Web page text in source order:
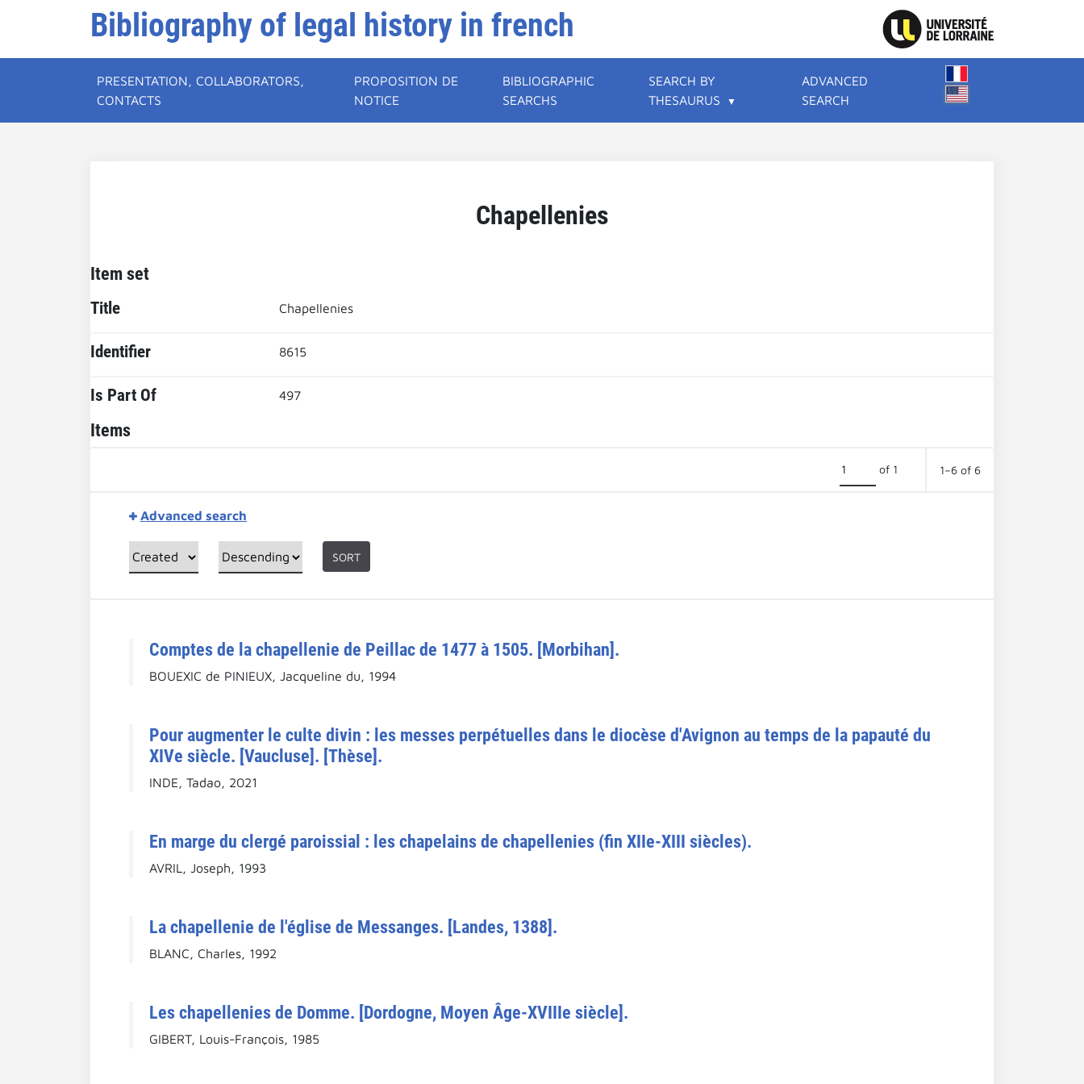
Bibliography of legal history in french
PRESENTATION, COLLABORATORS,
CONTACTS
PROPOSITION DE
NOTICE
BIBLIOGRAPHIC
SEARCHS
SEARCH BY
THESAURUS
ADVANCED
SEARCH
Chapellenies
Item set
Title Chapellenies
Identifier 8615
Is Part Of 497
Items
of 1 1–6 of 6
Advanced search
SORT
Comptes de la chapellenie de Peillac de 1477 à 1505. [Morbihan].
BOUEXIC de PINIEUX, Jacqueline du, 1994
Pour augmenter le culte divin : les messes perpétuelles dans le diocèse d'Avignon au temps de la papauté du
XIVe siècle. [Vaucluse]. [Thèse].
INDE, Tadao, 2021
En marge du clergé paroissial : les chapelains de chapellenies (fin XIIe-XIII siècles).
AVRIL, Joseph, 1993
La chapellenie de l'église de Messanges. [Landes, 1388].
BLANC, Charles, 1992
Les chapellenies de Domme. [Dordogne, Moyen Âge-XVIIIe siècle].
GIBERT, Louis-François, 1985